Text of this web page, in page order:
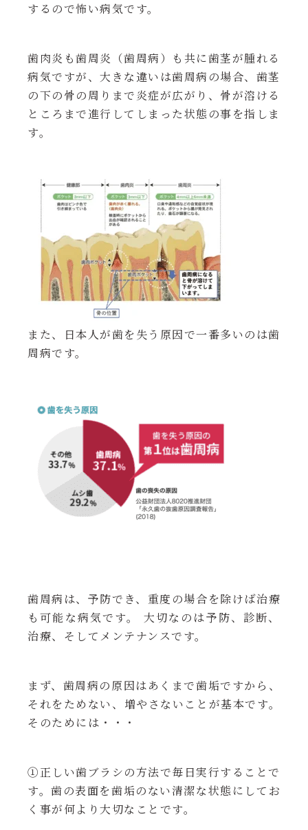
するので怖い病気です。
歯肉炎も歯周炎（歯周病）も共に歯茎が腫れる
病気ですが、大きな違いは歯周病の場合、歯茎
の下の骨の周りまで炎症が広がり、骨が溶ける
ところまで進行してしまった状態の事を指しま
す。
また、日本人が歯を失う原因で一番多いのは歯
周病です。
歯周病は、予防でき、重度の場合を除けば治療
も可能な病気です。 大切なのは予防、診断、
治療、そしてメンテナンスです。
まず、歯周病の原因はあくまで歯垢ですから、
それをためない、増やさないことが基本です。
そのためには・・・
①正しい歯ブラシの方法で毎日実行することで
す。歯の表面を歯垢のない清潔な状態にしてお
く事が何より大切なことです。